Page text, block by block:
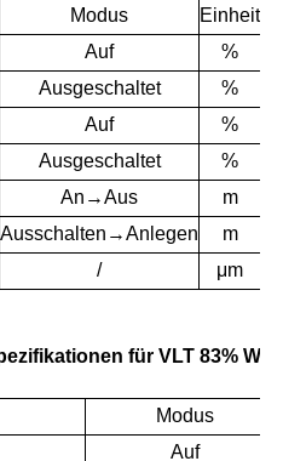
Modus Einheit
Auf
%
Ausgeschaltet
%
Auf %
Ausgeschaltet
%
An→Aus
m
Ausschalten→Anlegen
m
/ μm
für VLT 83%
Modus
Auf